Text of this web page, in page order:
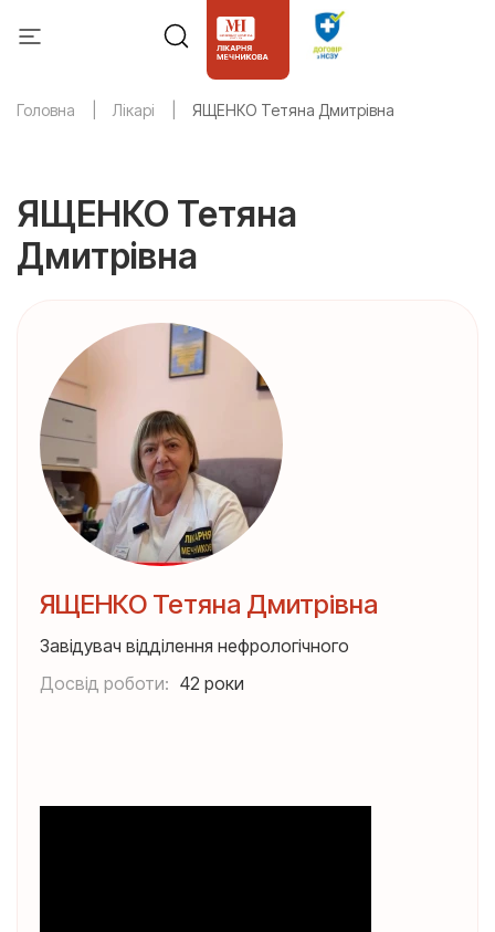
Головна Лікарі ЯЩЕНКО Тетяна Дмитрівна
ЯЩЕНКО Тетяна
Дмитрівна
ЯЩЕНКО Тетяна Дмитрівна
Завідувач відділення нефрологічного
Досвід роботи: 42 роки